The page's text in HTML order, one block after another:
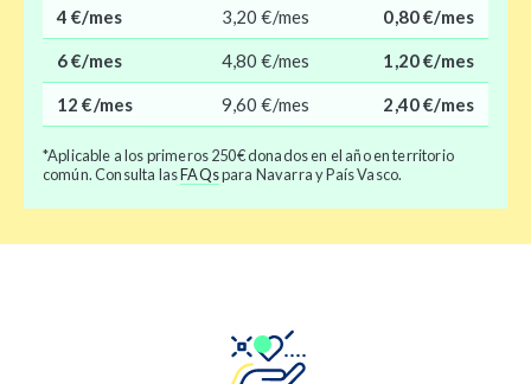
4 €/mes 3,20 €/mes 0,80 €/mes
6 €/mes 4,80 €/mes 1,20 €/mes
12 €/mes 9,60 €/mes 2,40 €/mes
*Aplicable a los primeros 250€ donados en el año en territorio
común. Consulta lasFAQspara Navarra y País Vasco.